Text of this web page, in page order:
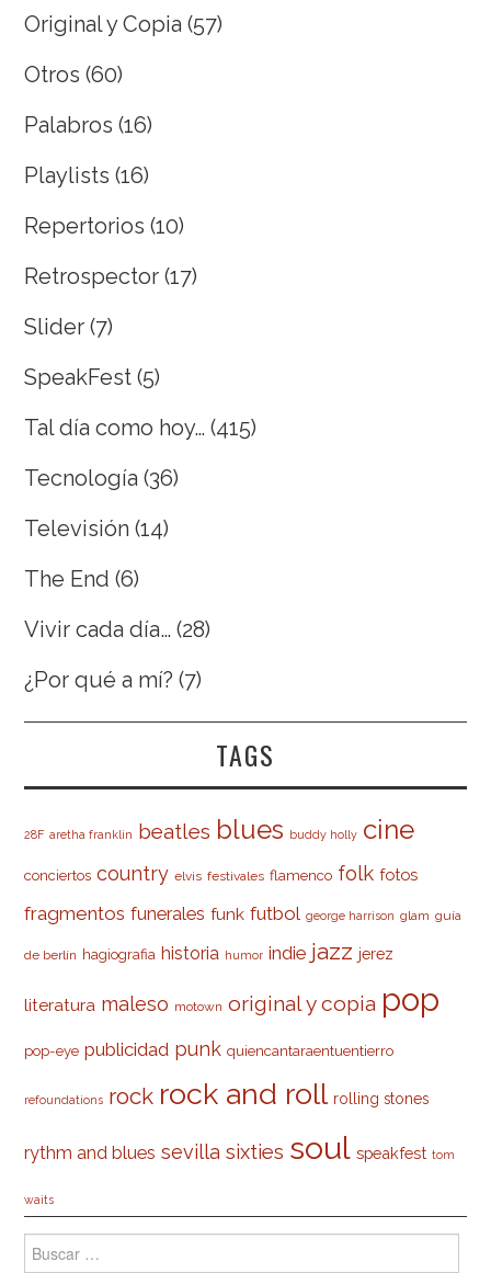
Original y Copia (57)
Otros (60)
Palabros (16)
Playlists (16)
Repertorios (10)
Retrospector (17)
Slider (7)
SpeakFest (5)
Tal día como hoy… (415)
Tecnología (36)
Televisión (14)
The End (6)
Vivir cada día… (28)
¿Por qué a mí? (7)
TAGS
28F aretha franklin beatles blues buddy holly cine
conciertos country elvis festivales flamenco folk fotos
fragmentos funerales funk futbol george harrison glam guía
de berlín hagiografia historia humor indie jazz jerez
literatura maleso motown original y copia pop
pop-eye publicidad punk quiencantaraentuentierro
refoundations rock rock and roll rolling stones
rythm and blues sevilla sixties soul speakfest tom
waits
Buscar: